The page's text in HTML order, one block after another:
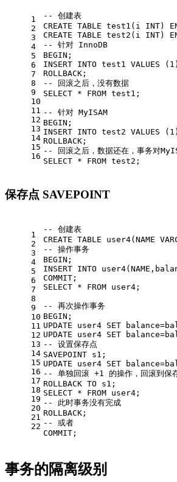
1
2
3
4
5
6
7
8
9
10
11
12
13
14
15
16
-- 创建表
CREATE TABLE test1(i INT)
CREATE TABLE test2(i INT)
-- 针对 InnoDB
BEGIN ;
INSERT INTO test1 VALUES ( 1
ROLLBACK ;
-- 回滚之后，没有数据
SELECT * FROM test1;
-- 针对 MyISAM
BEGIN ;
INSERT INTO test2 VALUES ( 1
ROLLBACK ;
-- 回滚之后，数据还在，事务对
SELECT * FROM test2;
保存点 SAVEPOINT
1
2
3
4
5
6
7
8
9
10
11
12
13
14
15
16
17
18
19
20
21
22
-- 创建表
CREATE TABLE user4(NAME
-- 操作事务
BEGIN ;
INSERT INTO
COMMIT ;
SELECT * FROM user4;
-- 再次操作事务
BEGIN ;
UPDATE user4 SET balance=
UPDATE user4 SET balance=
-- 设置保存点
SAVEPOINT s1;
UPDATE user4 SET balance=
-- 单独回滚 +1 的操作，回滚到
ROLLBACK TO s1;
SELECT * FROM user4;
-- 此时事务没有完成
ROLLBACK ;
-- 或者
COMMIT ;
事务的隔离级别